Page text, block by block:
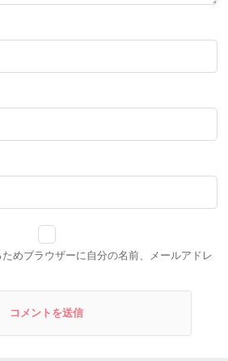
めブラウザーに自分の名前、メールアドレ